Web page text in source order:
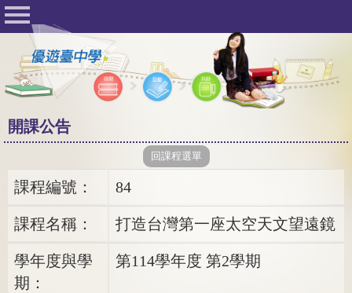
首頁
公佈欄
開課公告
學校登入
管理者登入
開課公告
課程編號： 84
課程名稱： 打造台灣第一座太空天文望遠鏡
學年度與學
期：
第114學年度 第2學期